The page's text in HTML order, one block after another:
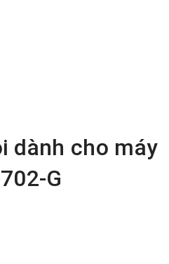
dành cho máy
G